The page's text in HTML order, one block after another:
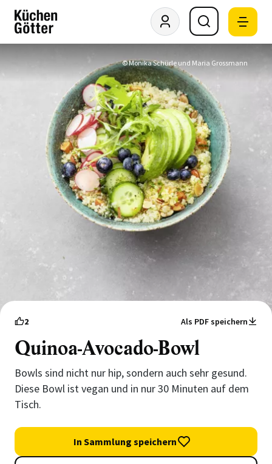
© Monika Schürle und Maria Grossmann
2 Als PDF speichern
Quinoa-Avocado-Bowl
Bowls sind nicht nur hip, sondern auch sehr gesund.
Diese Bowl ist vegan und in nur 30 Minuten auf dem
Tisch.
In Sammlung speichern